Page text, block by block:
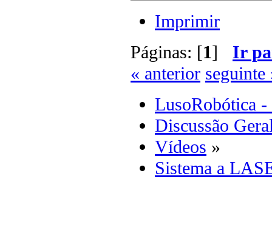
Imprimir
Páginas: [1] Ir
« anterior seguinte
LusoRobótica -
Discussão
Vídeos »
Sistema a